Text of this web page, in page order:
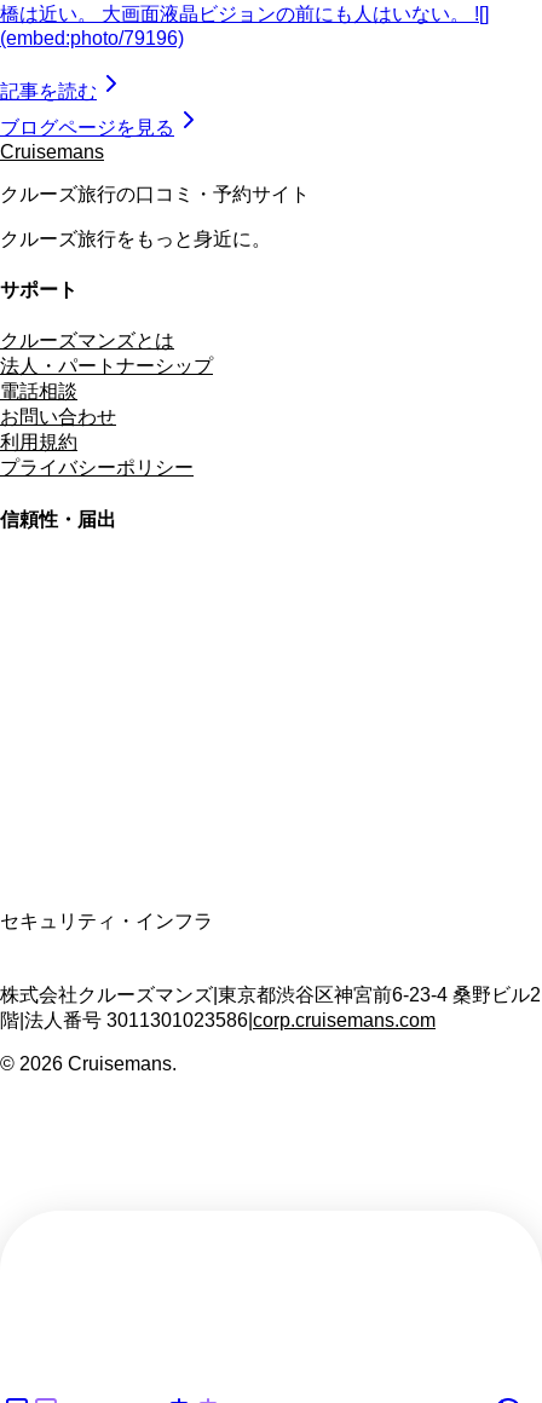
橋は近い。 大画面液晶ビジョンの前にも人はいない。 ![]
(embed:photo/79196)
記事を読む
ブログページを見る
Cruisemans
クルーズ旅行の口コミ・予約サイト
クルーズ旅行をもっと身近に。
サポート
クルーズマンズとは
法人・パートナーシップ
電話相談
お問い合わせ
利用規約
プライバシーポリシー
信頼性・届出
セキュリティ・インフラ
株式会社クルーズマンズ 東京都渋谷区神宮前6-23-4 桑野ビル2
階 法人番号 3011301023586 corp.cruisemans.com
© 2026 Cruisemans.